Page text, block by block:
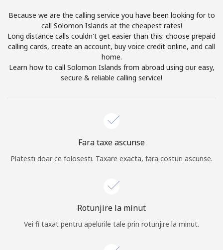
email.
Prin deschiderea unui cont pe acest site, sunt de acord cu
urmatoriiTermeni.
Inregistreaza-te
Buna!
Recuperare parola →
Because we are the calling service you have been looking for to
call Solomon Islands at the cheapest rates!
Long distance calls couldn't get easier than this: choose prepaid
calling cards, create an account, buy voice credit online, and call
home.
Learn how to call Solomon Islands from abroad using our easy,
secure & reliable calling service!
Fara taxe ascunse
Platesti doar ce folosesti. Taxare exacta, fara costuri ascunse.
Rotunjire la minut
Vei fi taxat pentru apelurile tale prin rotunjire la minut.